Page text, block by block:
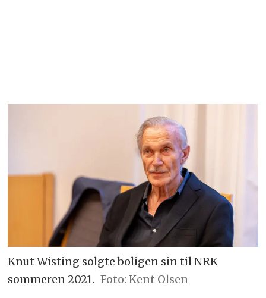
Knut Wisting solgte boligen sin til NRK
sommeren 2021. Foto: Kent Olsen